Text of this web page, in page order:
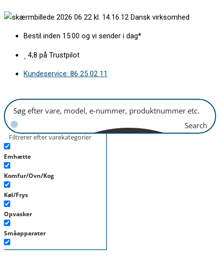
til
Dansk virksomhed
Bestil inden 15.00 og vi sender i dag*
4,8 på Trustpilot
Kundeservice: 86 25 02 11
Search
Filtrerer efter varekategorier
Emhætte
Komfur/Ovn/Kog
Køl/Frys
Opvasker
Småapparater
Støvsuger
uden
PERFORMANCE